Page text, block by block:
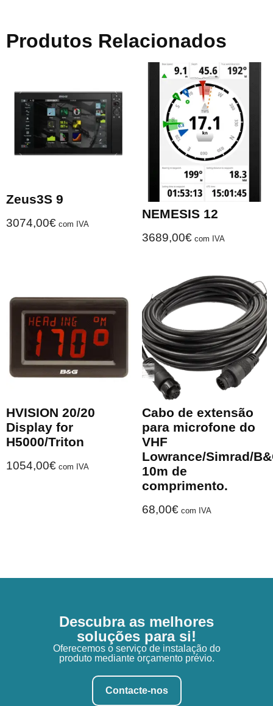
Produtos Relacionados
Zeus3S 9
3074,00€ com IVA
NEMESIS 12
3689,00€ com IVA
HVISION 20/20
Display for
H5000/Triton
1054,00€ com IVA
Cabo de extensão
para microfone do
VHF
Lowrance/Simrad/
10m de
comprimento.
68,00€ com IVA
Descubra as melhores
soluções para si!
Oferecemos o serviço de instalação do
produto mediante orçamento prévio.
Contacte-nos